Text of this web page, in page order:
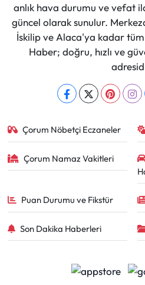
anlık hava durumu ve vefat
güncel olarak sunulur.
İskilip ve Alaca'ya kadar
Haber; doğru, hızlı ve
Çorum Nöbetçi Eczaneler
Çorum Namaz Vakitleri
Puan Durumu ve Fikstür
Son Dakika Haberleri